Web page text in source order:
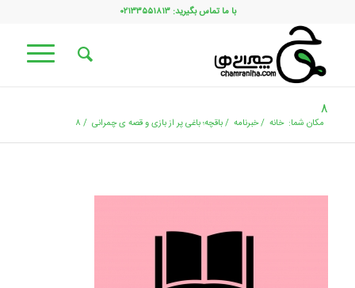
با ما تماس بگیرید: ۰۲۱۳۳۵۵۱۸۱۳
۸
مکان شما: خانه /خبرنامه /باقچه؛ باغی پر از بازی و قصه ی چمرانی / ۸